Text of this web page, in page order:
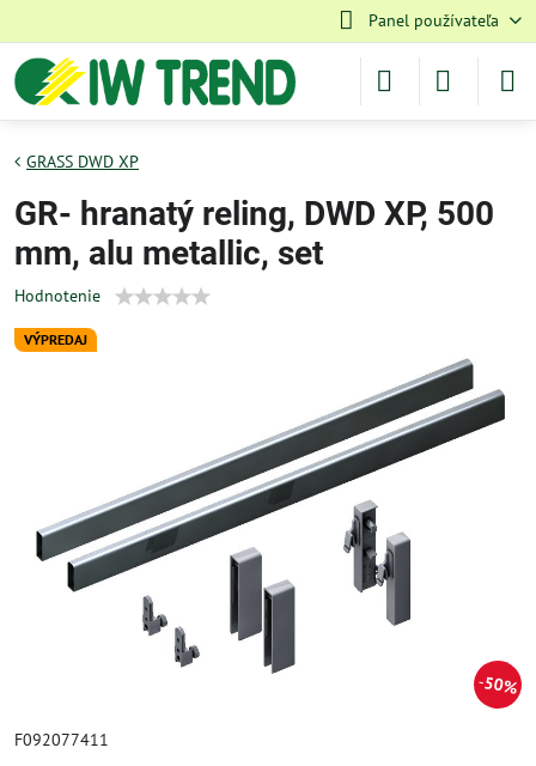
Panel používateľa
VÝPREDAJ
50%
GRASS DWD XP
GR- hranatý reling, DWD XP, 500
mm, alu metallic, set
Hodnotenie
F092077411